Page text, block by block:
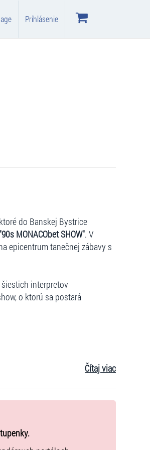
Prihlásenie
do Banskej Bystrice
"90s MONACObet SHOW". V
epicentrum tanečnej zábavy s
interpretov
o ktorú sa postará
Be Free,...)
Čítaj viac